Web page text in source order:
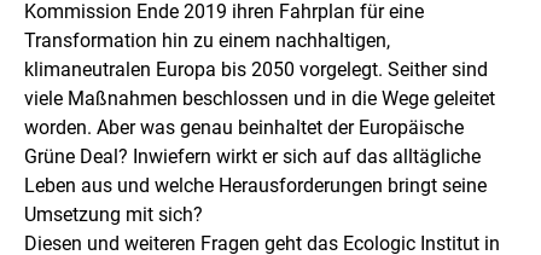
l
d
i
n
e
i
n
e
r
v
n
Kommission Ende 2019 ihren Fahrplan für eine
Transformation hin zu einem nachhaltigen,
klimaneutralen Europa bis 2050 vorgelegt. Seither sind
viele Maßnahmen beschlossen und in die Wege geleitet
worden. Aber was genau beinhaltet der Europäische
Grüne Deal? Inwiefern wirkt er sich auf das alltägliche
Leben aus und welche Herausforderungen bringt seine
Umsetzung mit sich?
Diesen und weiteren Fragen geht das Ecologic Institut in